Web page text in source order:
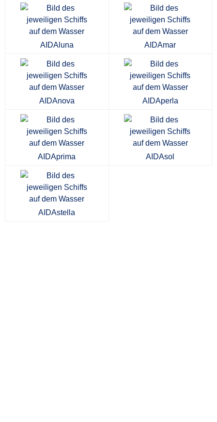
AIDAluna AIDAmar
AIDAnova AIDAperla
AIDAprima AIDAsol
AIDAstella